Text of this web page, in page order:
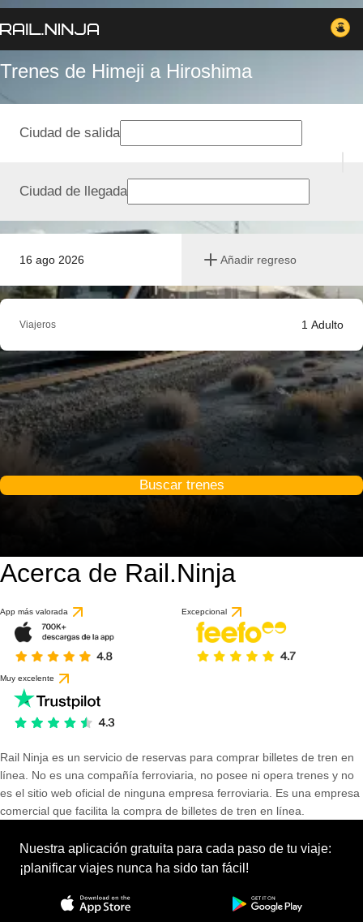
Trenes de Himeji a Hiroshima
16 ago 2026 Añadir regreso
Ciudad de salida
Ciudad de llegada
Viajeros 1 Adulto
Buscar trenes
Acerca de Rail.Ninja
App más valorada Excepcional
Muy excelente
Rail Ninja es un servicio de reservas para comprar billetes de tren en
línea. No es una compañía ferroviaria, no posee ni opera trenes y no
es el sitio web oficial de ninguna empresa ferroviaria. Es una empresa
comercial que facilita la compra de billetes de tren en línea.
Nuestra aplicación gratuita para cada paso de tu viaje:
¡planificar viajes nunca ha sido tan fácil!